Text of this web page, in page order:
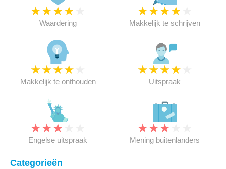
★★★★
Waardering
★★★★
Makkelijk te schrijven
★★★★
Makkelijk te onthouden
★★★★
Uitspraak
★★★
Engelse uitspraak
★★★
Mening buitenlanders
Categorieën